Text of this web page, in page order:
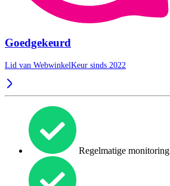
Goedgekeurd
Lid van WebwinkelKeur sinds 2022
Regelmatige monitoring